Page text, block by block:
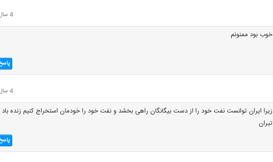
4 سال قبل
خوب بود ممنونم
4 سال قبل
زیرا ایران توانست نفت خود را از دست بیگانگان راهی بخشد و نفت خود را خودمان استخراج کنیم زنده باد
تیران